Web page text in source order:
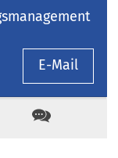
E-Mail
Kontakt